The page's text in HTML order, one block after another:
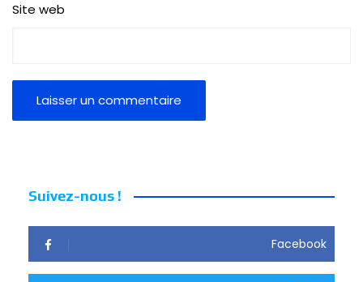
Site web
Suivez-nous !
Facebook